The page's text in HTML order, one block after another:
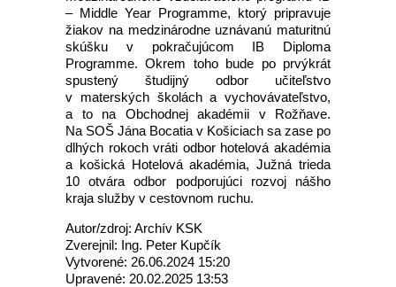
– Middle Year Programme, ktorý pripravuje
žiakov na medzinárodne uznávanú maturitnú
skúšku v pokračujúcom IB Diploma
Programme. Okrem toho bude po prvýkrát
spustený študijný odbor učiteľstvo
v materských školách a vychovávateľstvo,
a to na Obchodnej akadémii v Rožňave.
Na SOŠ Jána Bocatia v Košiciach sa zase po
dlhých rokoch vráti odbor hotelová akadémia
a košická Hotelová akadémia, Južná trieda
10 otvára odbor podporujúci rozvoj nášho
kraja služby v cestovnom ruchu.
Autor/zdroj: Archív KSK
Zverejnil: Ing. Peter Kupčík
Vytvorené: 26.06.2024 15:20
Upravené: 20.02.2025 13:53